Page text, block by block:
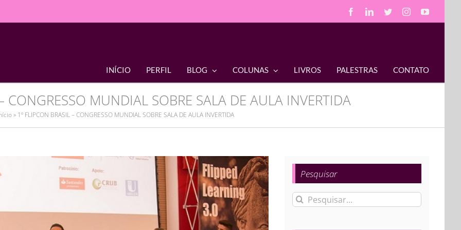
FacebookLinkedIn
TwitterInstagramYouTube
INÍCIO PERFIL BLOG COLUNAS LIVROS PALESTRAS CONTATO
CONGRESSO MUNDIAL SOBRE SALA DE AULA INVERTIDA
» 1º FLIPCON BRASIL – CONGRESSO MUNDIAL SOBRE SALA DE AULA INVERTIDA
Pesquisar
Buscar